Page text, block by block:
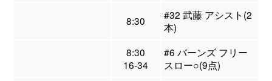
8:30
#32 武藤 アシスト(2
本)
8:30
16-34
#6 バーンズ フリー
スロー○(9点)